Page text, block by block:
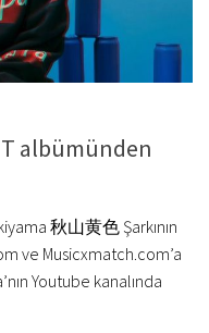
albümünden
秋山黄色 Şarkının
ve Musicxmatch.com’a
Youtube kanalında